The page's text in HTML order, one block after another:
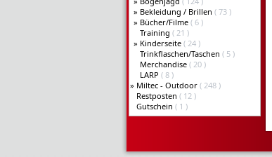
» Bekleidung / Brillen ( 73 )
» Bücher/Filme ( 6 )
Training ( 21 )
» Kinderseite ( 24 )
Trinkflaschen/Taschen ( 5 )
Merchandise ( 20 )
LARP ( 8 )
» Miltec - Outdoor ( 248 )
Restposten ( 12 )
Gutschein ( 1 )